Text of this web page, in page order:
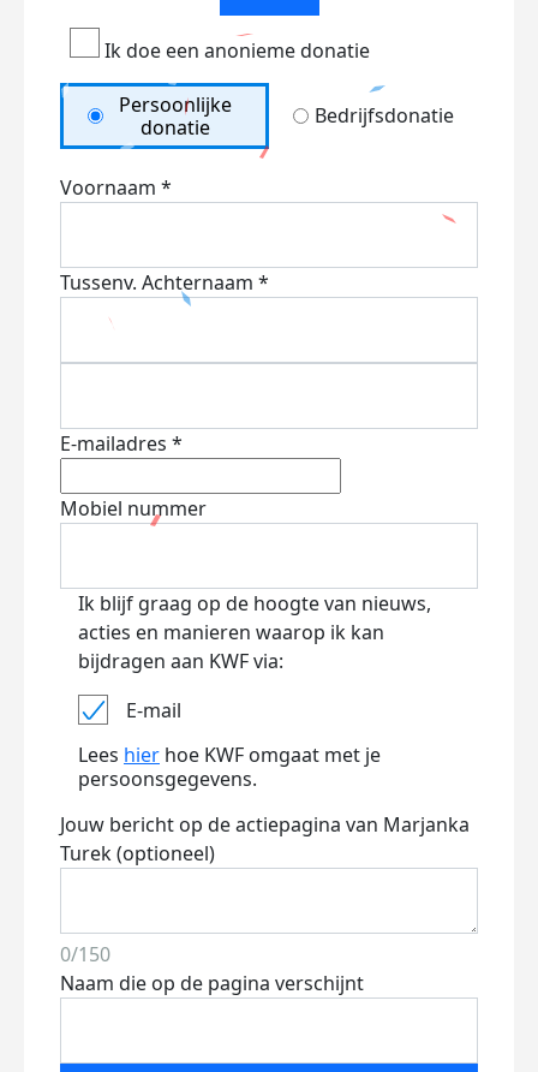
Ik doe een anonieme donatie
Persoonlijke
donatie
Bedrijfsdonatie
Voornaam *
Tussenv. Achternaam *
E-mailadres *
Mobiel nummer
Ik blijf graag op de hoogte van nieuws,
acties en manieren waarop ik kan
bijdragen aan KWF via:
E-mail
Lees hier hoe KWF omgaat met je
persoonsgegevens.
Jouw bericht op de actiepagina van Marjanka
Turek (optioneel)
0/150
Naam die op de pagina verschijnt